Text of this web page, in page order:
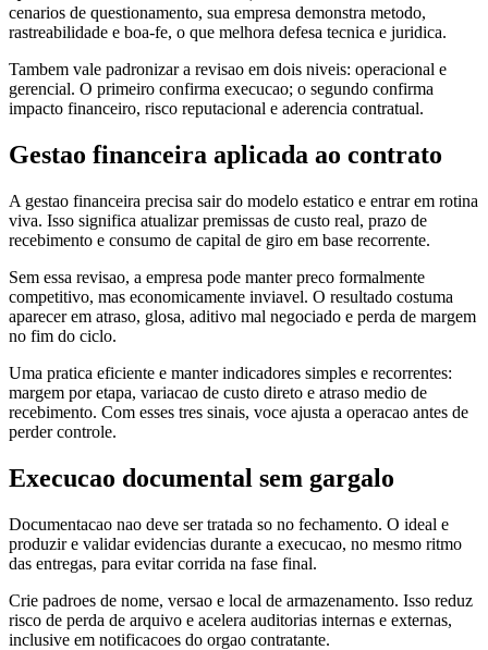
cenarios de questionamento, sua empresa demonstra metodo,
rastreabilidade e boa-fe, o que melhora defesa tecnica e juridica.
Tambem vale padronizar a revisao em dois niveis: operacional e
gerencial. O primeiro confirma execucao; o segundo confirma
impacto financeiro, risco reputacional e aderencia contratual.
Gestao financeira aplicada ao contrato
A gestao financeira precisa sair do modelo estatico e entrar em rotina
viva. Isso significa atualizar premissas de custo real, prazo de
recebimento e consumo de capital de giro em base recorrente.
Sem essa revisao, a empresa pode manter preco formalmente
competitivo, mas economicamente inviavel. O resultado costuma
aparecer em atraso, glosa, aditivo mal negociado e perda de margem
no fim do ciclo.
Uma pratica eficiente e manter indicadores simples e recorrentes:
margem por etapa, variacao de custo direto e atraso medio de
recebimento. Com esses tres sinais, voce ajusta a operacao antes de
perder controle.
Execucao documental sem gargalo
Documentacao nao deve ser tratada so no fechamento. O ideal e
produzir e validar evidencias durante a execucao, no mesmo ritmo
das entregas, para evitar corrida na fase final.
Crie padroes de nome, versao e local de armazenamento. Isso reduz
risco de perda de arquivo e acelera auditorias internas e externas,
inclusive em notificacoes do orgao contratante.